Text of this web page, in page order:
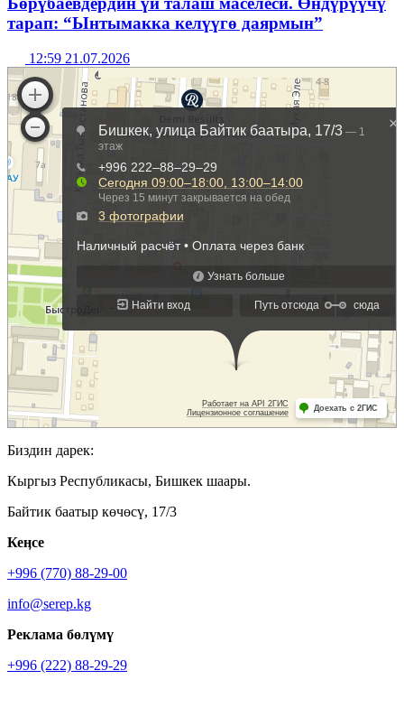
тарап: “Ынтымакка келүүгө даярмын”
12:59 21.07.2026
Биздин дарек:
Кыргыз Республикасы, Бишкек шаары.
Байтик баатыр көчөсү, 17/3
Кеӊсе
+996 (770) 88-29-00
info@serep.kg
Реклама бөлүмү
+996 (222) 88-29-29